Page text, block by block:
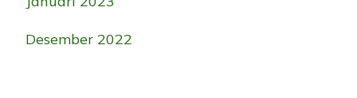
Desember 2022